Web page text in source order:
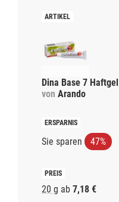
Dina Base 7 Haftgel
von Arando
Sie sparen 47%
20 g ab 7,18 €